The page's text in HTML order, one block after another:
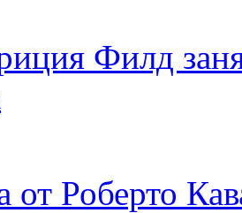
Филд
от Роберто